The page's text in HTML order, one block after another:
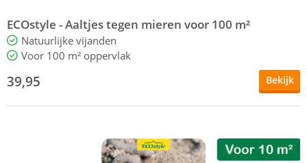
ECOstyle - Aaltjes tegen mieren voor 100 m²
Natuurlijke vijanden
Voor 100 m² oppervlak
39,95 Bekijk